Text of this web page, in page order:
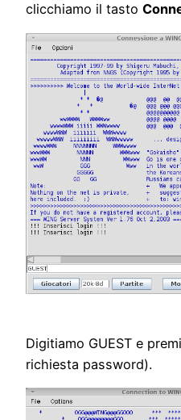
clicchiamo il tasto
Digitiamo GUEST e
richiesta password).